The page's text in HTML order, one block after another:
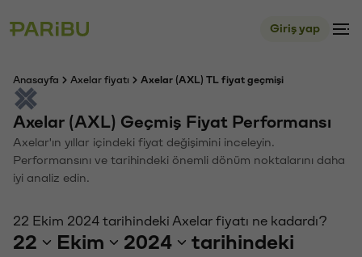
Giriş yap
Anasayfa Axelar fiyatı Axelar (AXL) TL fiyat geçmişi
Axelar (AXL) Geçmiş Fiyat Performansı
Axelar'ın yıllar içindeki fiyat değişimini inceleyin.
Performansını ve tarihindeki önemli dönüm noktalarını daha
iyi analiz edin.
22 Ekim 2024 tarihindeki Axelar fiyatı ne kadardı?
22 Ekim 2024
tarihindeki